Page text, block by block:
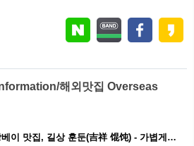
해외맛집 Overseas
심천 화창베이 맛집, 길상 훈둔(吉祥 馄饨) - 가볍게 먹을 수 있는 국물만두